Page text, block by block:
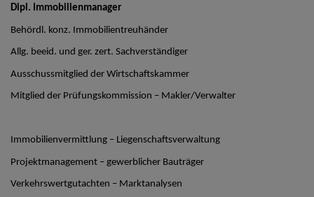
Dipl. Immobilienmanager
Behördl. konz. Immobilientreuhänder
Allg. beeid. und ger. zert. Sachverständiger
Ausschussmitglied der Wirtschaftskammer
Mitglied der Prüfungskommission – Makler/Verwalter
Immobilienvermittlung – Liegenschaftsverwaltung
Projektmanagement – gewerblicher Bauträger
Verkehrswertgutachten – Marktanalysen